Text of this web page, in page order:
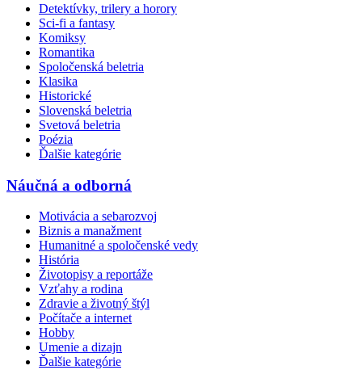
Detektívky, trilery a horory
Sci-fi a fantasy
Komiksy
Romantika
Spoločenská beletria
Klasika
Historické
Slovenská beletria
Svetová beletria
Poézia
Ďalšie kategórie
Náučná a odborná
Motivácia a sebarozvoj
Biznis a manažment
Humanitné a spoločenské vedy
História
Životopisy a reportáže
Vzťahy a rodina
Zdravie a životný štýl
Počítače a internet
Hobby
Umenie a dizajn
Ďalšie kategórie